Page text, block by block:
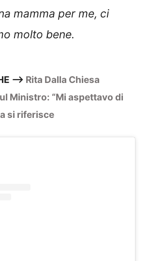
mamma per me, ci
molto bene.
—> Rita Dalla Chiesa
Ministro: “Mi aspettavo di
si riferisce